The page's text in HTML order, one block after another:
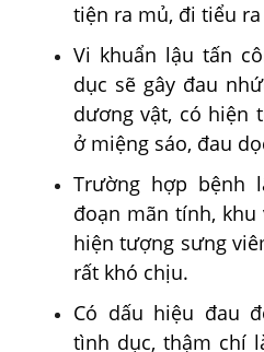
tiện ra mủ, đi tiểu
Vi khuẩn lậu tấn
dục sẽ gây đau
dương vật, có hiện
ở miệng sáo, đau
Trường hợp bệnh
đoạn mãn tính,
hiện tượng sưng
rất khó chịu.
Có dấu hiệu đau
tình dục, thậm chí